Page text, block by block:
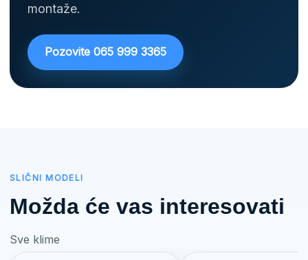
montaže.
Pozovite 065 999 3365
SLIČNI MODELI
Možda će vas interesovati
Sve klime